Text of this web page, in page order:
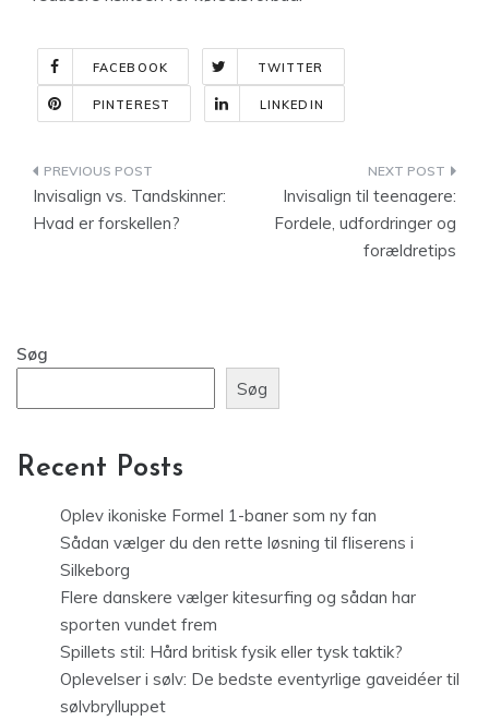
FACEBOOK TWITTER
PINTEREST LINKEDIN
Indlægsnavigation
Invisalign vs. Tandskinner:
Hvad er forskellen?
Invisalign til teenagere:
Fordele, udfordringer og
forældretips
Søg
Søg
Recent Posts
Oplev ikoniske Formel 1-baner som ny fan
Sådan vælger du den rette løsning til fliserens i
Silkeborg
Flere danskere vælger kitesurfing og sådan har
sporten vundet frem
Spillets stil: Hård britisk fysik eller tysk taktik?
Oplevelser i sølv: De bedste eventyrlige gaveidéer til
sølvbrylluppet